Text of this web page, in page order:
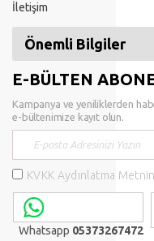
İletişim
Önemli Bilgiler
E-BÜLTEN
Kampanya ve yeniliklerden
e-bültenimize kayıt olun.
KVKK Aydınlatma
Whatsapp 05373267472